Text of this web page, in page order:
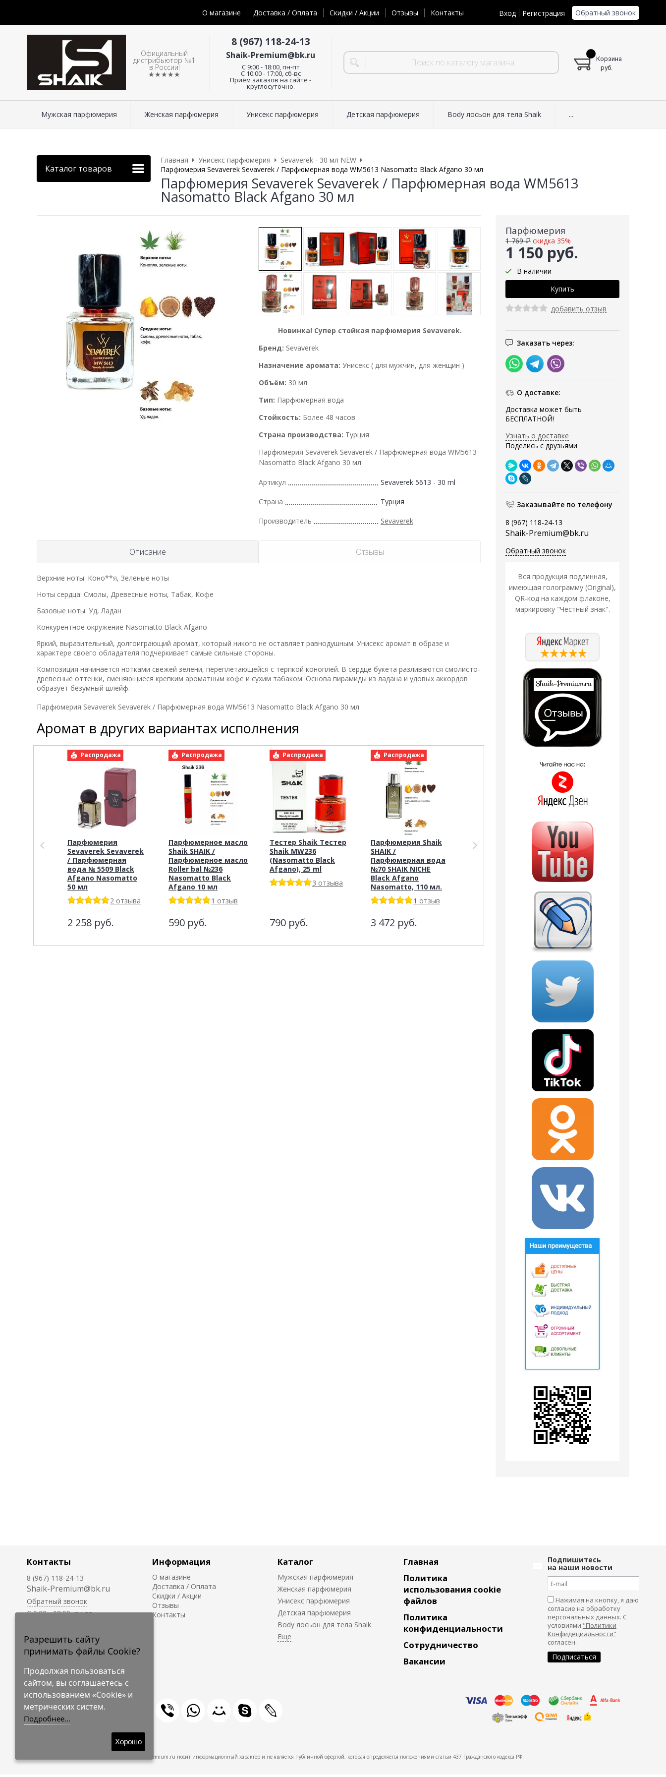
О магазине Доставка / Оплата Скидки / Акции Отзывы Контакты Вход Регистрация Обратный звонок
Официальный
дистрибьютор №1
в России!
★★★★★
8 (967) 118-24-13
Shaik-Premium@bk.ru
C 9:00 - 18:00, пн-пт
С 10:00 - 17:00, сб-вс
Приём заказов на сайте -
круглосуточно.
Корзина
руб.
Мужская парфюмерия Женская парфюмерия Унисекс парфюмерия Детская парфюмерия Body лосьон для тела Shaik ...
Каталог товаров
Главная Унисекс парфюмерия
Sevaverek - 30 мл NEW
Парфюмерия Sevaverek Sevaverek / Парфюмерная вода WM5613 Nasomatto Black Afgano 30 мл
Парфюмерия Sevaverek Sevaverek / Парфюмерная вода WM5613
Nasomatto Black Afgano 30 мл
Парфюмерия
1 150 руб.
1 769 ₽ скидка 35%
В наличии
добавить отзыв
Заказать через:
О доставке:
Доставка может быть
БЕСПЛАТНОЙ!
Узнать о доставке
Поделись с друзьями
Заказывайте по телефону
8 (967) 118-24-13
Shaik-Premium@bk.ru
Обратный звонок
Вся продукция подлинная,
имеющая голограмму (Original),
QR-код на каждом флаконе,
маркировку "Честный знак".
Новинка! Супер стойкая парфюмерия Sevaverek.
Бренд: Sevaverek
Назначение аромата: Унисекс ( для мужчин, для женщин )
Объём: 30 мл
Тип: Парфюмерная вода
Стойкость: Более 48 часов
Страна производства: Турция
Парфюмерия Sevaverek Sevaverek / Парфюмерная вода WM5613
Nasomatto Black Afgano 30 мл
Артикул Sevaverek 5613 - 30 ml
Страна Турция
Производитель Sevaverek
Описание Отзывы
Верхние ноты: Коно**я, Зеленые ноты
Ноты сердца: Cмолы, Древесные ноты, Табак, Кофе
Базовые ноты: Уд, Ладан
Конкурентное окружение Nasomatto Black Afgano
Яркий, выразительный, долгоиграющий аромат, который никого не оставляет равнодушным. Унисекс аромат в образе и
характере своего обладателя подчеркивает самые сильные стороны.
Композиция начинается нотками свежей зелени, переплетающейся с терпкой коноплей. В сердце букета разливаются смолисто-
древесные оттенки, сменяющиеся крепким ароматным кофе и сухим табаком. Основа пирамиды из ладана и удовых аккордов
образует безумный шлейф.
Парфюмерия Sevaverek Sevaverek / Парфюмерная вода WM5613 Nasomatto Black Afgano 30 мл
Аромат в других вариантах исполнения
Распродажа
Парфюмерия
Sevaverek Sevaverek
/ Парфюмерная
вода № 5509 Black
Afgano Nasomatto
50 мл
2 отзыва
2 258 руб.
Распродажа
Парфюмерное масло
Shaik SHAIK /
Парфюмерное масло
Roller bal №236
Nasomatto Black
Afgano 10 мл
1 отзыв
590 руб.
Распродажа
Тестер Shaik Тестер
Shaik MW236
(Nasomatto Black
Afgano), 25 ml
3 отзыва
790 руб.
Распродажа
Парфюмерия Shaik
SHAIK /
Парфюмерная вода
№70 SHAIK NICHE
Black Afgano
Nasomatto, 110 мл.
1 отзыв
3 472 руб.
Парфюмерия Silvana
Silvana M823
Nasomatto Black
Парфюмерия Shaik
Shaik MW236
(Nasomatto Black
Afgano), 50 ml NEW
1 406
Контакты
8 (967) 118-24-13
Shaik-Premium@bk.ru
Обратный звонок
C 9:00 - 18:00, пн-пт
круглосуточно.
Информация
О магазине
Доставка / Оплата
Скидки / Акции
Отзывы
Контакты
Каталог
Мужская парфюмерия
Женская парфюмерия
Унисекс парфюмерия
Детская парфюмерия
Body лосьон для тела Shaik
Главная
Политика
использования cookie
файлов
Политика
конфиденциальности
Сотрудничество
Вакансии
Подпишитесь
на наши новости
Нажимая на кнопку, я даю
согласие на обработку
персональных данных. С
условиями "Политики
Конфидециальности"
согласен.
© 2009-2026 Shaik-Premium
Shaik-Premium.ru носит информационный характер и не является публичной офертой, которая определяется положениями статьи 437 Гражданского кодекса РФ.
Разрешить сайту
принимать файлы Cookie?
Продолжая пользоваться
сайтом, вы соглашаетесь с
использованием «Cookie» и
метрических систем.
Подробнее...
Хорошо